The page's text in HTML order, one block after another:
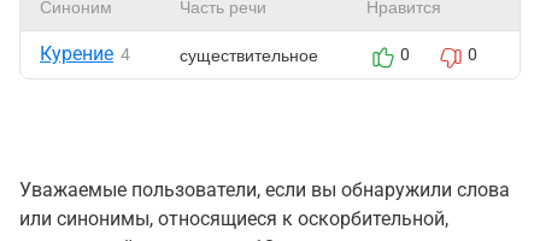
Синоним Часть речи Нравится
Курение 4 существительное 0 0
Уважаемые пользователи, если вы обнаружили слова
или синонимы, относящиеся к оскорбительной,